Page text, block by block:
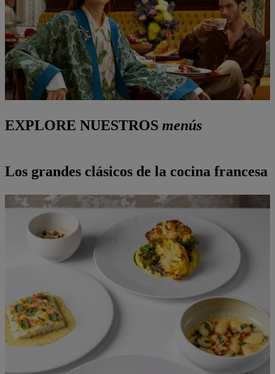
EXPLORE NUESTROS menús
Los grandes clásicos de la cocina francesa